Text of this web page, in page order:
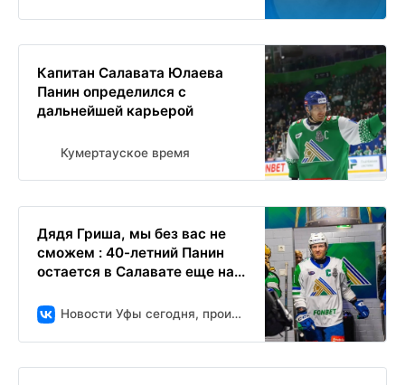
Капитан Салавата Юлаева
Панин определился с
дальнейшей карьерой
Кумертауское время
Дядя Гриша, мы без вас не
сможем : 40-летний Панин
остается в Салавате еще на...
Новости Уфы сегодня, происшествия, ЧП и ДТП